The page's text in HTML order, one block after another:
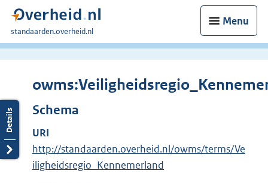
Menu
U
bent
standaarden.overheid.nl
Schema
URI
http://standaarden.overheid.nl/owms/terms/Ve
iligheidsregio_Kennemerland